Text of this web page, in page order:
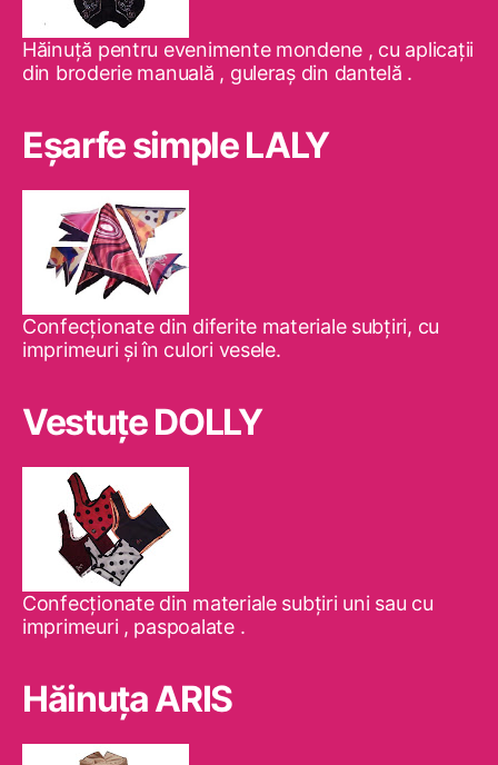
Hăinuţă pentru evenimente mondene , cu aplicaţii
din broderie manuală , guleraş din dantelă .
Eşarfe simple LALY
Confecţionate din diferite materiale subţiri, cu
imprimeuri şi în culori vesele.
Vestuţe DOLLY
Confecţionate din materiale subţiri uni sau cu
imprimeuri , paspoalate .
Hăinuţa ARIS